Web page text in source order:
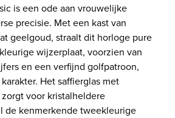
is een ode aan vrouwelijke
precisie. Met een kast van
geelgoud, straalt dit horloge pure
wijzerplaat, voorzien van
en een verfijnd golfpatroon,
Het saffierglas met
voor kristalheldere
de kenmerkende tweekleurige